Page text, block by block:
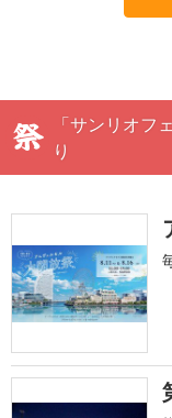
「サンリオフ
り